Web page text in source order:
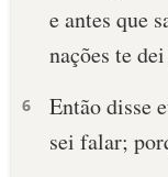
e antes que
nações te
6
Então disse
sei falar;